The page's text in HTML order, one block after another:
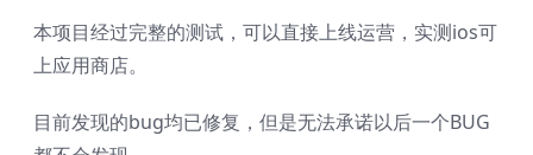
本项目经过完整的测试，可以直接上线运营，实测ios可
上应用商店。
目前发现的bug均已修复，但是无法承诺以后一个BUG